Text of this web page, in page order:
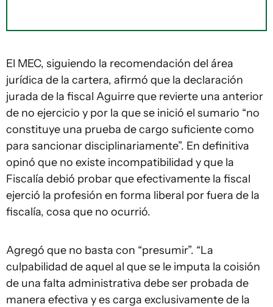
El MEC, siguiendo la recomendación del área
jurídica de la cartera, afirmó que la declaración
jurada de la fiscal Aguirre que revierte una anterior
de no ejercicio y por la que se inició el sumario “no
constituye una prueba de cargo suficiente como
para sancionar disciplinariamente”. En definitiva
opinó que no existe incompatibilidad y que la
Fiscalía debió probar que efectivamente la fiscal
ejerció la profesión en forma liberal por fuera de la
fiscalía, cosa que no ocurrió.
Agregó que no basta con “presumir”. “La
culpabilidad de aquel al que se le imputa la coisión
de una falta administrativa debe ser probada de
manera efectiva y es carga exclusivamente de la